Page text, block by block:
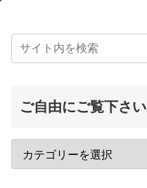
ご自由にご覧下さい